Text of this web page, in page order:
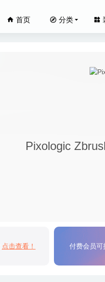
首页 分类
Pixologic
点击查看！ 付费会员可
Compresto
SketchUp Pro
EndNote